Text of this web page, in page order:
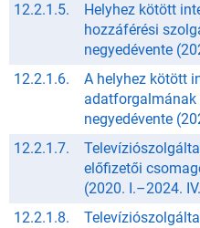
12.2.1.5.
Helyhez kötött
hozzáférési
negyedévente (
12.2.1.6.
A helyhez kötött
negyedévente (
12.2.1.7.
előfizetői
(2020. I.–2024. IV.
12.2.1.8.